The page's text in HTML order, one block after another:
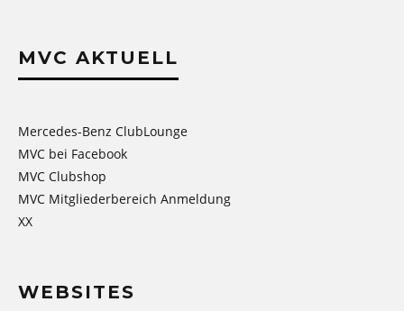
MVC AKTUELL
Mercedes-Benz ClubLounge
MVC bei Facebook
MVC Clubshop
MVC Mitgliederbereich Anmeldung
XX
WEBSITES